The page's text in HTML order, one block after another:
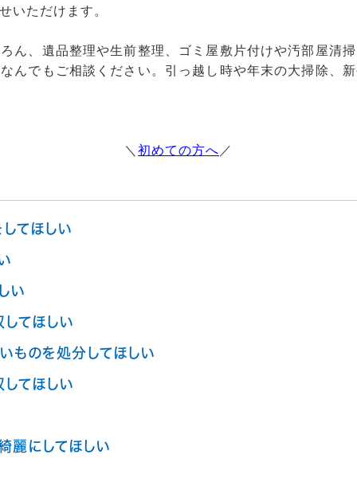
いただけます。
ん、遺品整理や生前整理、ゴミ屋敷片付けや汚部屋清
んでもご相談ください。引っ越し時や年末の大掃除、
＼ 初めての方へ ／
てほしい
い
てほしい
ものを処分してほしい
てほしい
麗にしてほしい